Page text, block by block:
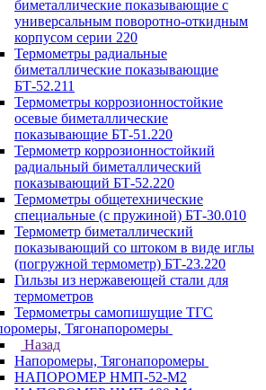
биметаллические показывающие с
универсальным поворотно-откидным
корпусом серии 220
Термометры радиальные
биметаллические показывающие
БТ-52.211
Термометры коррозионностойкие
осевые биметаллические
показывающие БТ-51.220
Термометр коррозионностойкий
радиальный биметаллический
показывающий БТ-52.220
Термометры общетехнические
специальные (с пружиной) БТ-30.010
Термометр биметаллический
показывающий со штоком в виде иглы
(погружной термометр) БТ-23.220
Гильзы из нержавеющей стали для
термометров
Термометры самопишущие ТГС
Тягонапоромеры
Назад
Напоромеры, Тягонапоромеры
НАПОРОМЕР НМП-52-М2